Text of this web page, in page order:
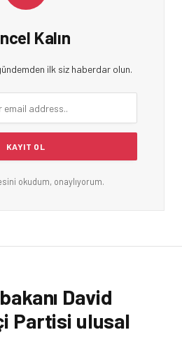
Kalın
ilk siz haberdar olun.
okudum, onaylıyorum.
David
Partisi ulusal